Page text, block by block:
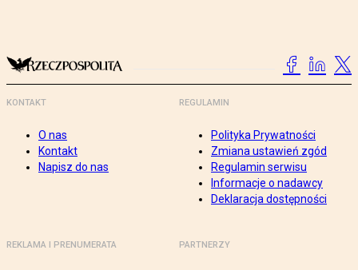
KONTAKT
O nas
Kontakt
Napisz do nas
REGULAMIN
Polityka Prywatności
Zmiana ustawień zgód
Regulamin serwisu
Informacje o nadawcy
Deklaracja dostępności
REKLAMA I PRENUMERATA PARTNERZY